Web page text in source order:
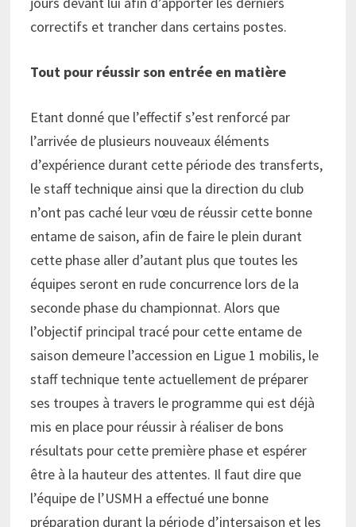
correctifs et trancher dans certains postes.
Tout pour réussir son entrée en matière
Etant donné que l’effectif s’est renforcé par
l’arrivée de plusieurs nouveaux éléments
d’expérience durant cette période des transferts,
le staff technique ainsi que la direction du club
n’ont pas caché leur vœu de réussir cette bonne
entame de saison, afin de faire le plein durant
cette phase aller d’autant plus que toutes les
équipes seront en rude concurrence lors de la
seconde phase du championnat. Alors que
l’objectif principal tracé pour cette entame de
saison demeure l’accession en Ligue 1 mobilis, le
staff technique tente actuellement de préparer
ses troupes à travers le programme qui est déjà
mis en place pour réussir à réaliser de bons
résultats pour cette première phase et espérer
être à la hauteur des attentes. Il faut dire que
l’équipe de l’USMH a effectué une bonne
préparation durant la période d’intersaison et les